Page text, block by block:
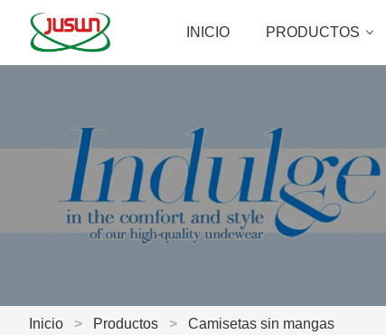
INICIO PRODUCTOS
Inicio > Productos > Camisetas sin mangas